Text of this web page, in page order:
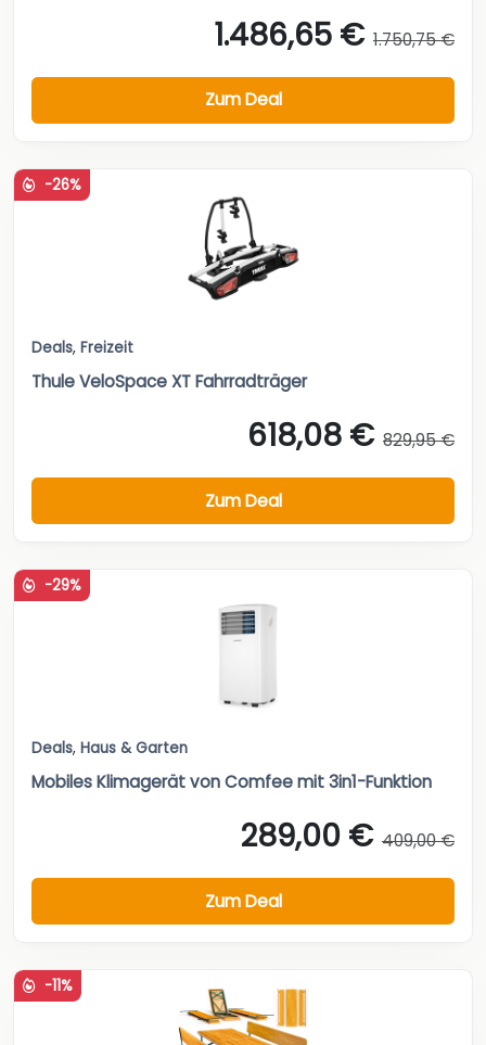
1.486,65 € 1.750,75 €
Zum Deal
-26%
Deals, Freizeit
Thule VeloSpace XT Fahrradträger
618,08 € 829,95 €
Zum Deal
-29%
Deals, Haus & Garten
Mobiles Klimagerät von Comfee mit 3in1-Funktion
289,00 € 409,00 €
Zum Deal
-11%